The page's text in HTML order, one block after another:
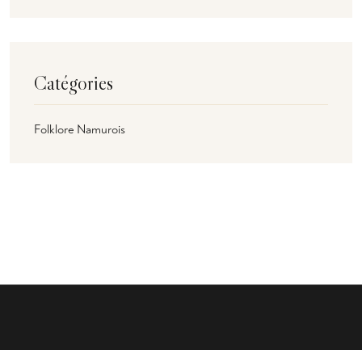
Catégories
Folklore Namurois